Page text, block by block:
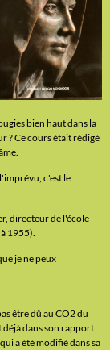
bien haut dans la
? Ce cours était rédigé
c'est le
directeur de l'école-
1955).
je ne peux
être dû au CO2 du
déjà dans son rapport
a été modifié dans sa